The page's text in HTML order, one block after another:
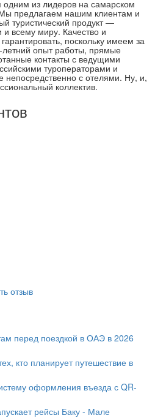
одним из лидеров на самарском
предлагаем нашим клиентам и
туристический продукт —
и всему миру. Качество и
поскольку имеем за
опыт работы, прямые
контакты с ведущими
туроператорами и
непосредственно с отелями. Ну, и,
коллектив.
отзыв
перед поездкой в ОАЭ в 2026
кто планирует путешествие в
оформления въезда с QR-
рейсы Баку - Мале